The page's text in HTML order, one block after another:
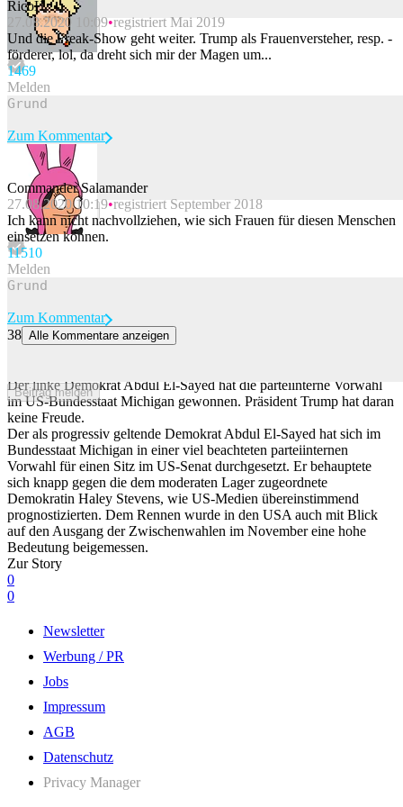
Beitrag melden
RicoH
27.08.2020 10:09 registriert Mai 2019
Und die Freak-Show geht weiter. Trump als Frauenversteher, resp. -
förderer, lol, da dreht sich mir der Magen um...
1469
Melden
Beitrag melden
Zum Kommentar
Commander Salamander
27.08.2020 10:19 registriert September 2018
Ich kann nicht nachvollziehen, wie sich Frauen für diesen Menschen
einsetzen können.
11510
Melden
Beitrag melden
Zum Kommentar
38 Alle Kommentare anzeigen
Der linke Demokrat Abdul El-Sayed hat die parteiinterne Vorwahl
im US-Bundesstaat Michigan gewonnen. Präsident Trump hat daran
keine Freude.
Der als progressiv geltende Demokrat Abdul El-Sayed hat sich im
Bundesstaat Michigan in einer viel beachteten parteiinternen
Vorwahl für einen Sitz im US-Senat durchgesetzt. Er behauptete
sich knapp gegen die dem moderaten Lager zugeordnete
Demokratin Haley Stevens, wie US-Medien übereinstimmend
prognostizierten. Dem Rennen wurde in den USA auch mit Blick
auf den Ausgang der Zwischenwahlen im November eine hohe
Bedeutung beigemessen.
Zur Story
0
0
Newsletter
Werbung / PR
Jobs
Impressum
AGB
Datenschutz
Privacy Manager